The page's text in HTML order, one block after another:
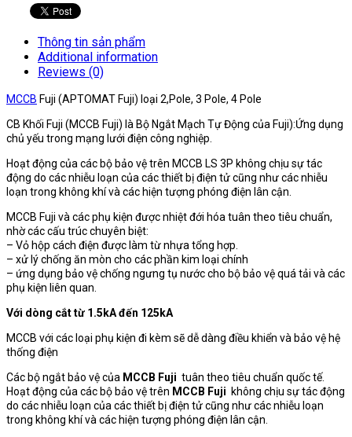
Thông tin sản phẩm
Additional information
Reviews (0)
MCCB Fuji (APTOMAT Fuji) loại 2,Pole, 3 Pole, 4 Pole
CB Khối Fuji (MCCB Fuji) là Bộ Ngắt Mạch Tự Động của Fuji):Ứng dụng
chủ yếu trong mạng lưới điện công nghiệp.
Hoạt động của các bộ bảo vệ trên MCCB LS 3P không chịu sự tác
động do các nhiễu loạn của các thiết bị điện tử cũng như các nhiễu
loạn trong không khí và các hiện tượng phóng điện lân cận.
MCCB Fuji và các phụ kiện được nhiệt đới hóa tuân theo tiêu chuẩn,
nhờ các cấu trúc chuyên biệt:
– Vỏ hộp cách điện được làm từ nhựa tổng hợp.
– xử lý chống ăn mòn cho các phần kim loại chính
– ứng dụng bảo vệ chống ngưng tụ nước cho bộ bảo vệ quá tải và các
phụ kiện liên quan.
Với dòng cắt từ 1.5kA đến 125kA
MCCB với các loại phụ kiện đi kèm sẽ dễ dàng điều khiển và bảo vệ hệ
thống điện
Các bộ ngắt bảo vệ của MCCB Fuji tuân theo tiêu chuẩn quốc tế.
Hoạt động của các bộ bảo vệ trên MCCB Fuji không chịu sự tác động
do các nhiễu loạn của các thiết bị điện tử cũng như các nhiễu loạn
trong không khí và các hiện tượng phóng điện lân cận.